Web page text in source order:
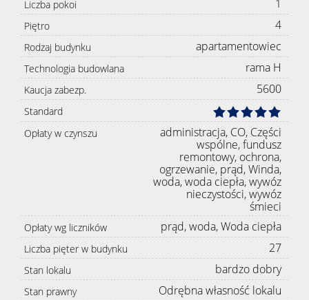
Liczba pokoi 1
Piętro 4
Rodzaj budynku apartamentowiec
Technologia budowlana rama H
Kaucja zabezp. 5600
Standard
Opłaty w czynszu
administracja, CO, Części
wspólne, fundusz
remontowy, ochrona,
ogrzewanie, prąd, Winda,
woda, woda ciepła, wywóz
nieczystości, wywóz
śmieci
Opłaty wg liczników prąd, woda, Woda ciepła
Liczba pięter w budynku 27
Stan lokalu bardzo dobry
Stan prawny Odrębna własność lokalu